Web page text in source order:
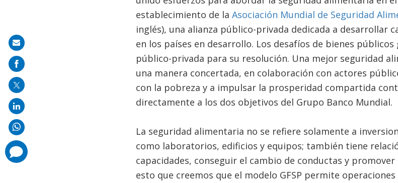
establecimiento de la Asociación Mundial de Seguridad
inglés), una alianza público-privada dedicada a desarrollar
en los países en desarrollo. Los desafíos de bienes
público-privada para su resolución. Una mejor seguridad
una manera concertada, en colaboración con actores
con la pobreza y a impulsar la prosperidad compartida
directamente a los dos objetivos del Grupo Banco Mundial.
La seguridad alimentaria no se refiere solamente a
como laboratorios, edificios y equipos; también tiene
capacidades, conseguir el cambio de conductas y
esto que creemos que el modelo GFSP permite
Share
on
mail
comments
added